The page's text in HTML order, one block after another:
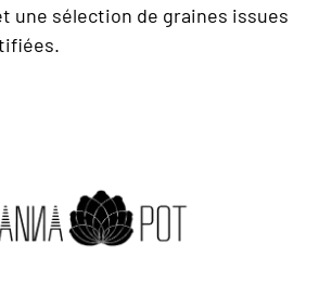
une sélection de graines issues